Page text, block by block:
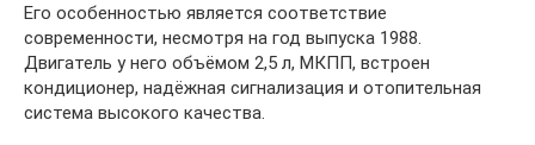
Его особенностью является соответствие
современности, несмотря на год выпуска 1988.
Двигатель у него объёмом 2,5 л, МКПП, встроен
кондиционер, надёжная сигнализация и отопительная
система высокого качества.